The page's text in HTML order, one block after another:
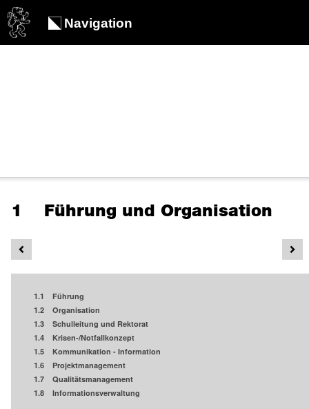
Navigation
1 Führung und Organisation
1.1 Führung
1.2 Organisation
1.3 Schulleitung und Rektorat
1.4 Krisen-/Notfallkonzept
1.5 Kommunikation - Information
1.6 Projektmanagement
1.7 Qualitätsmanagement
1.8 Informationsverwaltung